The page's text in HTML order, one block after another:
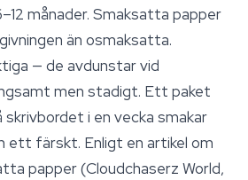
månader. Smaksatta papper
än osmaksatta.
— de avdunstar vid
men stadigt. Ett paket
i en vecka smakar
ett färskt. Enligt en artikel om
papper (Cloudchaserz World,